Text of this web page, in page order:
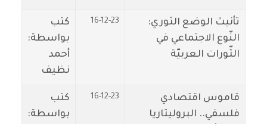
تأنيث الوضع الثوري:
النّوع الاجتماعي في
الثّورات العربيّة
16-12-23
كتب
بواسطة:
أحمد
نظيف
قاموس اقتصادي
فلسفي.. البروليتاريا
16-12-23
كتب
بواسطة: